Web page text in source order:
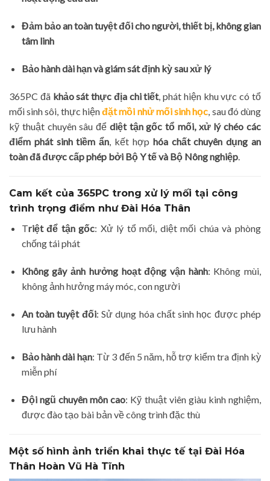
Đảm bảo an toàn tuyệt đối cho người, thiết bị, không gian
tâm linh
Bảo hành dài hạn và giám sát định kỳ sau xử lý
365PC đã khảo sát thực địa chi tiết, phát hiện khu vực có tổ
mối sinh sôi, thực hiệnđặt mồi nhử mối sinh học , sau đó dùng
kỹ thuật chuyên sâu để diệt tận gốc tổ mối, xử lý chéo các
điểm phát sinh tiềm ẩn , kết hợp hóa chất chuyên dụng an
toàn đã được cấp phép bởi Bộ Y tế và Bộ Nông nghiệp
Cam kết của 365PC trong xử lý mối tại công
trình trọng điểm như Đài Hóa Thân
Triệt để tận gốc: Xử lý tổ mối, diệt mối chúa và phòng
chống tái phát
Không gây ảnh hưởng hoạt động vận hành: Không mùi,
không ảnh hưởng máy móc, con người
An toàn tuyệt đối: Sử dụng hóa chất sinh học được phép
lưu hành
Bảo hành dài hạn: Từ 3 đến 5 năm, hỗ trợ kiểm tra định kỳ
miễn phí
Đội ngũ chuyên môn cao: Kỹ thuật viên giàu kinh nghiệm,
được đào tạo bài bản về công trình đặc thù
Một số hình ảnh triển khai thực tế tại Đài Hóa
Thân Hoàn Vũ Hà Tĩnh